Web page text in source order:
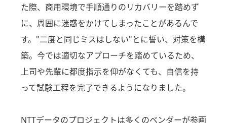
た際、商用環境で手順通りのリカバリーを踏めず
に、周囲に迷惑をかけてしまったことがあるんで
す。"二度と同じミスはしない"とに誓い、対策を構
築。今では適切なアプローチを踏めているため、
上司や先輩に都度指示を仰がなくても、自信を持
って試験工程を完了できるようになりました。
NTTデータのプロジェクトは多くのベンダーが参画